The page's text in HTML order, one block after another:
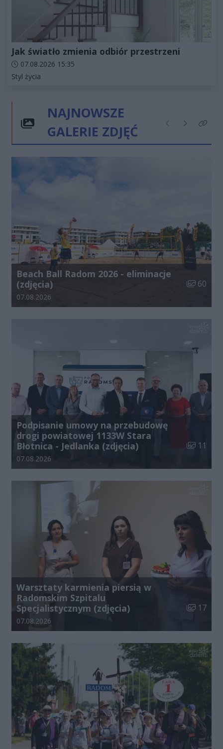
Jak światło zmienia odbiór przestrzeni
Data dodania artykułu:
07.08.2026 15:35
Kategorie artykułu:
Styl życia
NAJNOWSZE
GALERIE ZDJĘĆ
Poprzednie
NastępneKliknij
Beach Ball Radom 2026 - eliminacje
(zdjęcia)
Liczba
60
Data dodania galerii:
07.08.2026
Podpisanie umowy na przebudowę
drogi powiatowej 1133W Stara
Błotnica - Jedlanka (zdjęcia)
Liczba
11
Data dodania galerii:
07.08.2026
Warsztaty karmienia piersią w
Radomskim Szpitalu
Specjalistycznym (zdjęcia)
Liczba
17
Data dodania galerii:
07.08.2026